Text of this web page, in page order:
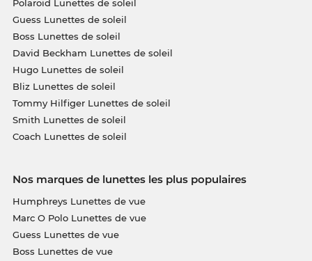
Polaroid Lunettes de soleil
Guess Lunettes de soleil
Boss Lunettes de soleil
David Beckham Lunettes de soleil
Hugo Lunettes de soleil
Bliz Lunettes de soleil
Tommy Hilfiger Lunettes de soleil
Smith Lunettes de soleil
Coach Lunettes de soleil
Nos marques de lunettes les plus populaires
Humphreys Lunettes de vue
Marc O Polo Lunettes de vue
Guess Lunettes de vue
Boss Lunettes de vue